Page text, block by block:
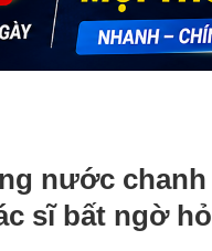
nước chanh
sĩ bất ngờ